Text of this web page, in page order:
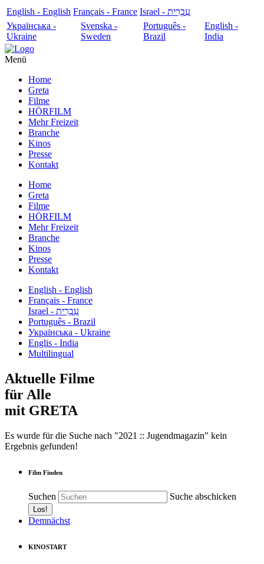
English - English Français - France
עִבְרִית - Israel
Українська -
Ukraine
Svenska -
Sweden
Português -
Brazil
English -
India
Menü
Home
Greta
Filme
HÖRFILM
Mehr Freizeit
Branche
Kinos
Presse
Kontakt
Home
Greta
Filme
HÖRFILM
Mehr Freizeit
Branche
Kinos
Presse
Kontakt
English - English
Français - France
עִבְרִית - Israel
Português - Brazil
Українська - Ukraine
Englis - India
Multilingual
Aktuelle Filme
für Alle
mit GRETA
Es wurde für die Suche nach "2021 :: Jugendmagazin" kein
Ergebnis gefunden!
Film Finden
Suchen Suche abschicken
Demnächst
KINOSTART